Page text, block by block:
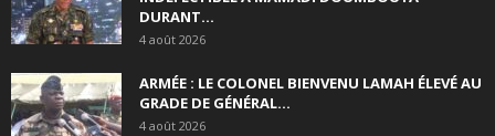
DURANT...
4 août 2026
ARMÉE : LE COLONEL BIENVENU LAMAH ÉLEVÉ AU
GRADE DE GÉNÉRAL...
4 août 2026